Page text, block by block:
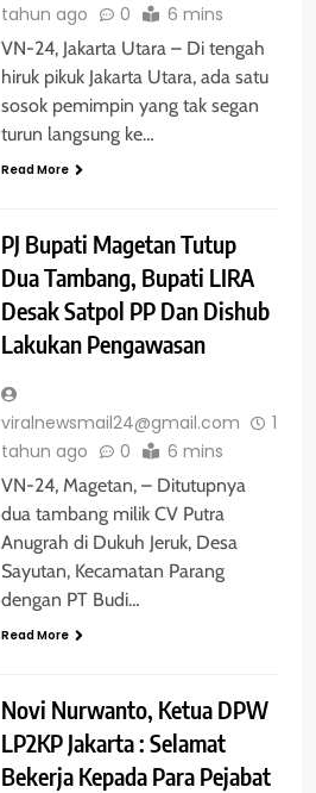
tahun ago
0 6 mins
VN-24, Jakarta Utara – Di tengah
hiruk pikuk Jakarta Utara, ada satu
sosok pemimpin yang tak segan
turun langsung ke…
Read More
PJ Bupati Magetan Tutup
Dua Tambang, Bupati LIRA
Desak Satpol PP Dan Dishub
Lakukan Pengawasan
viralnewsmail24@gmail.com
1
tahun ago
0 6 mins
VN-24, Magetan, – Ditutupnya
dua tambang milik CV Putra
Anugrah di Dukuh Jeruk, Desa
Sayutan, Kecamatan Parang
dengan PT Budi…
Read More
Novi Nurwanto, Ketua DPW
LP2KP Jakarta : Selamat
Bekerja Kepada Para Pejabat